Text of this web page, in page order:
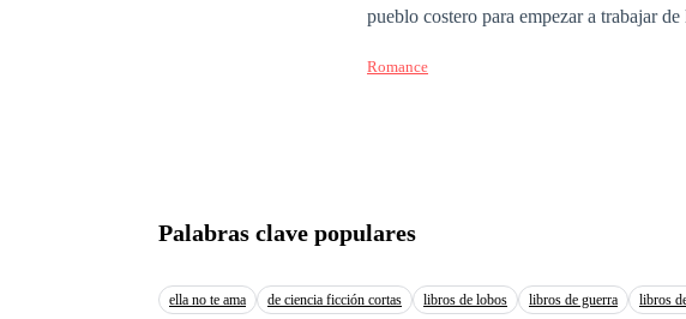
pueblo costero para empezar a trabajar de lo que más
Romance
Palabras clave populares
ella no te ama de ciencia ficción cortas libros de lobos libros de guerra libros